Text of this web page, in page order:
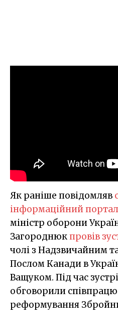
Як раніше повідомляв
інформаційний
міністр оборони
Загороднюкпровів
чолі з Надзвичайним
Послом Канади в
Ващуком. Під час
обговорили
реформування